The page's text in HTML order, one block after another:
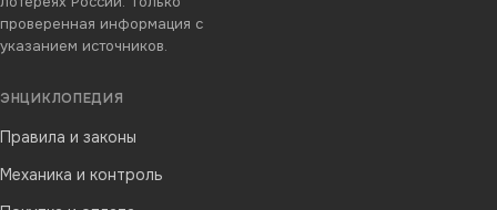
проверенная информация с
указанием источников.
ЭНЦИКЛОПЕДИЯ
Правила и законы
Механика и контроль